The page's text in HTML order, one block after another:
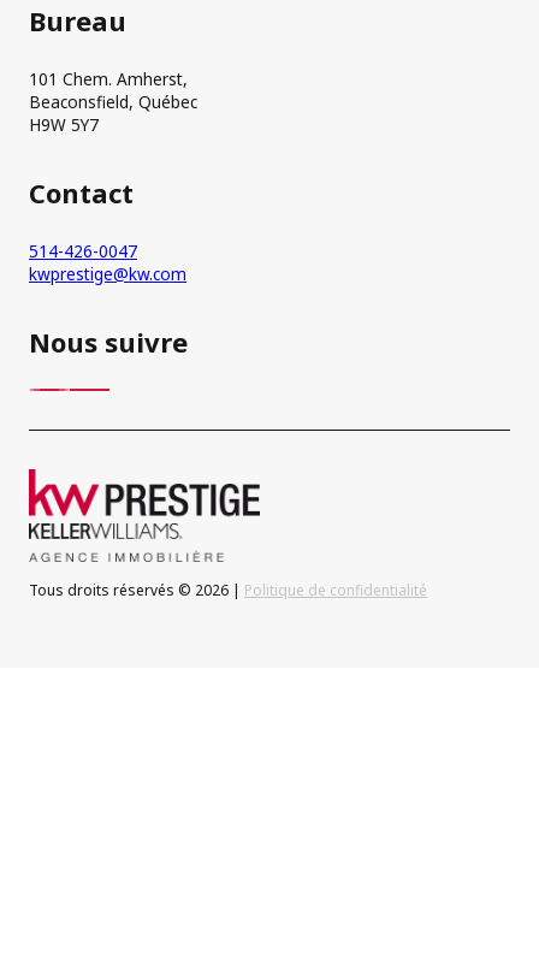
Bureau
101 Chem. Amherst,
Beaconsfield, Québec
H9W 5Y7
Contact
514-426-0047
kwprestige@kw.com
Nous suivre
Tous droits réservés © 2026 | Politique de confidentialité